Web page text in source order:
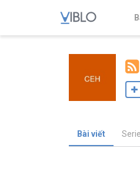
Bài viết